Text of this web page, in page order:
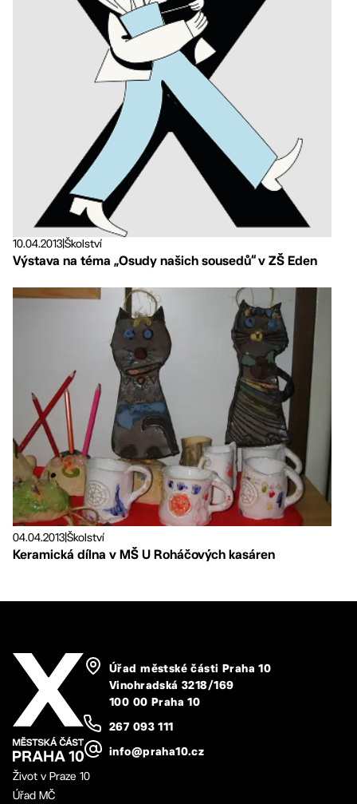
10.04.2013|Školství
Výstava na téma „Osudy našich sousedů“ v ZŠ Eden
04.04.2013Školství
Keramická dílna v MŠ U Roháčových kasáren
Úřad městské části Praha 10
Vinohradská 3218/169
100 00 Praha 10
267 093 111
info@praha10.cz
Život v Praze 10
Úřad MČ